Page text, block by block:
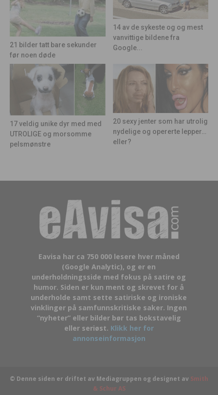
21 bilder tatt bare sekunder
før noen døde
14 av de sykeste og og mest
vanvittige bildene fra
Google...
17 veldig unike dyr med med
UTROLIGE og morsomme
pelsmønstre
20 sexy jenter som har utrolig
nydelige og opererte lepper…
eller?
Eavisa har ca 750 000 lesere hver måned
(Google Analytic), og er en
underholdningsside med fokus på satire og
humor. Siden er kun ment og skrevet for å
underholde samt sette satiriske og ironiske
vinklinger på samfunnskritiske saker. Ingen
“nyheter” eller bilder bør tas bokstavelig
eller seriøst. Klikk her for
annonseinformasjon
© Denne siden er driftet av Mediagruppen og designet av Smith
& Schur AS